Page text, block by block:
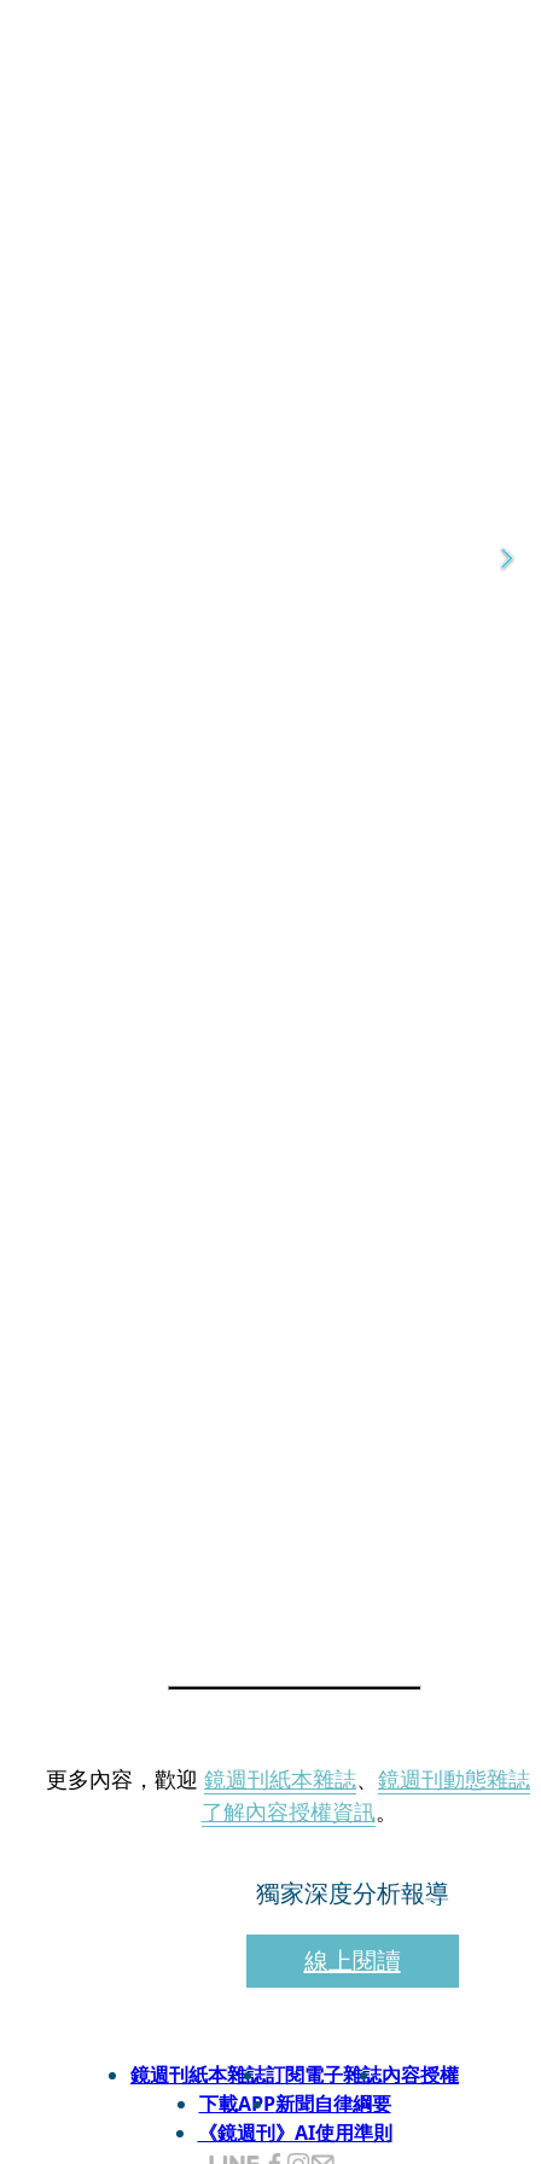
更多內容，歡迎 鏡週刊紙本雜誌、 鏡週刊動態雜誌
了解內容授權資訊。
獨家深度分析報導
線上閱讀
鏡週刊紙本雜誌訂閱電子雜誌內容授權
下載APP新聞自律綱要
《鏡週刊》AI使用準則